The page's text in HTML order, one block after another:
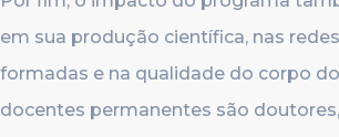
em sua produção científica, nas
formadas e na qualidade do corpo
docentes permanentes são